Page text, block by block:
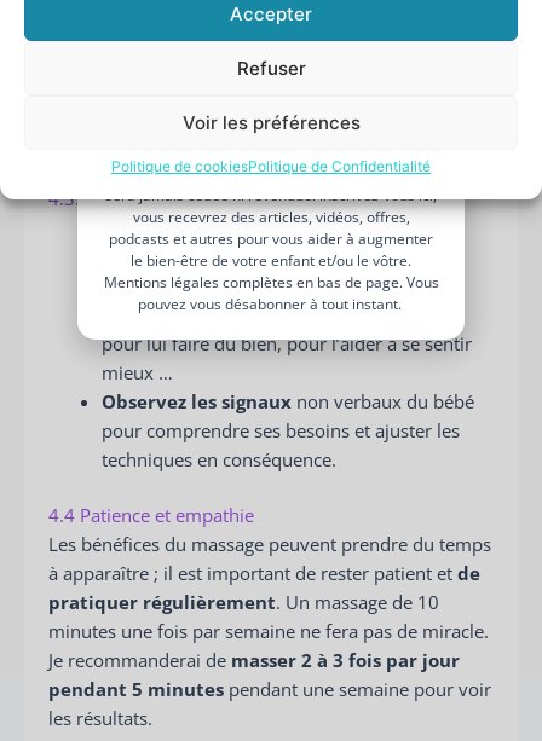
Accepter
Refuser
Voir les préférences
Politique de cookiesPolitique de Confidentialité
matelas à langer.
Utilisez une huile de massage adaptée : Je
mon article :Les meilleurs produits pour
4.3. Communiquez avec votre bébé
Parlez doucement et rassurant à votre bébé
pendant le massage pour favoriser la
connexion et le sentiment de sécurité.
Expliquez-lui les gestes. Vous faites cela
pour lui faire du bien, pour l’aider à se sentir
mieux …
Observez les signauxnon verbaux du bébé
pour comprendre ses besoins et ajuster les
techniques en conséquence.
4.4 Patience et empathie
Les bénéfices du massage peuvent prendre du temps
à apparaître ; il est important de rester patient et de
pratiquer régulièrement. Un massage de 10
minutes une fois par semaine ne fera pas de miracle.
Je recommanderai de masser 2 à 3 fois par jour
pendant 5 minutes pendant une semaine pour voir
les résultats.
JE BOOST MON BIEN-ÊTRE PARENTAL
Je n’aime pas les spams : votre adresse email ne
sera jamais cédée ni revendue. Inscrivez-vous ici,
vous recevrez des articles, vidéos, offres,
podcasts et autres pour vous aider à augmenter
le bien-être de votre enfant et/ou le vôtre.
Mentions légales complètes en bas de page. Vous
pouvez vous désabonner à tout instant.